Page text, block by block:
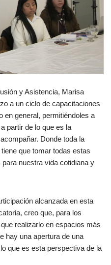
y Asistencia, Marisa
a un ciclo de capacitaciones
en general, permitiéndoles a
partir de lo que es la
Donde toda la
que tomar todas estas
nuestra vida cotidiana y
alcanzada en esta
creo que, para los
realizarlo en espacios más
hay una apertura de una
que es esta perspectiva de la